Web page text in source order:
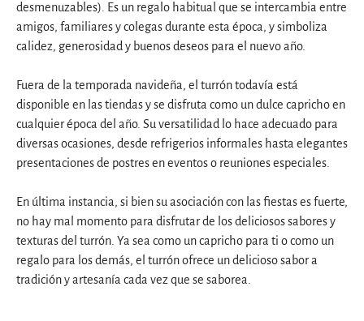
desmenuzables). Es un regalo habitual que se intercambia entre
amigos, familiares y colegas durante esta época, y simboliza
calidez, generosidad y buenos deseos para el nuevo año.
Fuera de la temporada navideña, el turrón todavía está
disponible en las tiendas y se disfruta como un dulce capricho en
cualquier época del año. Su versatilidad lo hace adecuado para
diversas ocasiones, desde refrigerios informales hasta elegantes
presentaciones de postres en eventos o reuniones especiales.
En última instancia, si bien su asociación con las fiestas es fuerte,
no hay mal momento para disfrutar de los deliciosos sabores y
texturas del turrón. Ya sea como un capricho para ti o como un
regalo para los demás, el turrón ofrece un delicioso sabor a
tradición y artesanía cada vez que se saborea.